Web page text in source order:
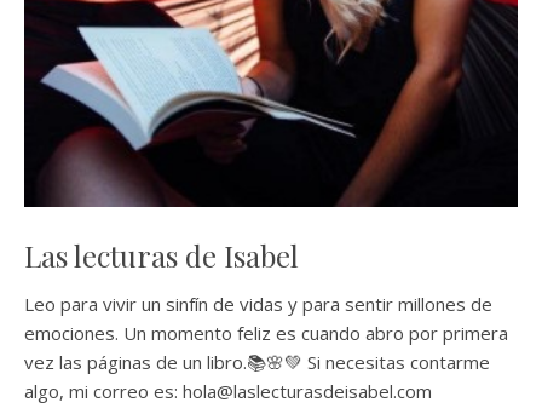
Las lecturas de Isabel
Leo para vivir un sinfín de vidas y para sentir millones de
emociones. Un momento feliz es cuando abro por primera
vez las páginas de un libro.📚🌸💚 Si necesitas contarme
algo, mi correo es: hola@laslecturasdeisabel.com